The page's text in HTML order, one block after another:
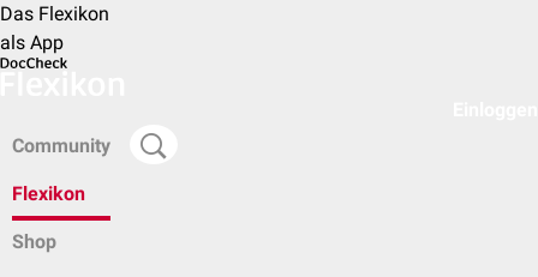
Das Flexikon
als App
Community
Flexikon
Shop